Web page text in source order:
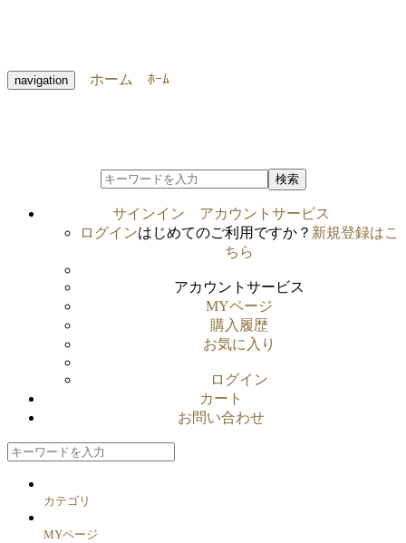
navigation ホーム ﾎｰﾑ
検索
サインイン
アカウントサービス
ログインはじめてのご利用ですか？ 新規登録はこ
ちら
アカウントサービス
MYページ
購入履歴
お気に入り
ログイン
カート
お問い合わせ
カテゴリ
MYページ